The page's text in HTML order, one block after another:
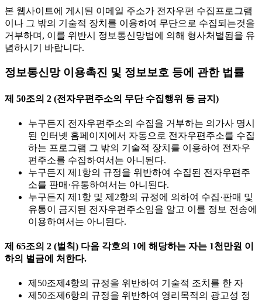
본 웹사이트에 게시된 이메일 주소가 전자우편 수집프로그램
이나 그 밖의 기술적 장치를 이용하여 무단으로 수집되는것을
거부하며, 이를 위반시 정보통신망법에 의해 형사처벌됨을 유
념하시기 바랍니다.
정보통신망 이용촉진 및 정보보호 등에 관한 법률
제 50조의 2 (전자우편주소의 무단 수집행위 등 금지)
누구든지 전자우편주소의 수집을 거부하는 의가사 명시
된 인터넷 홈페이지에서 자동으로 전자우편주소를 수집
하는 프로그램 그 밖의 기술적 장치를 이용하여 전자우
편주소를 수집하여서는 아니된다.
누구든지 제1항의 규정을 위반하여 수집된 전자우편주
소를 판매·유통하여서는 아니된다.
누구든지 제1항 및 제2항의 규정에 의하여 수집·판매 및
유통이 금지된 전자우편주소임을 알고 이를 정보 전송에
이용하여서는 아니된다.
제 65조의 2 (벌칙) 다음 각호의 1에 해당하는 자는 1천만원 이
하의 벌금에 처한다.
제50조제4항의 규정을 위반하여 기술적 조치를 한 자
제50조제6항의 규정을 위반하여 영리목적의 광고성 정